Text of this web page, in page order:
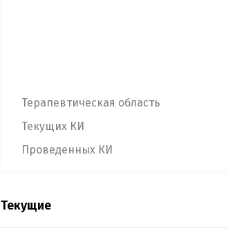
Терапевтическая область
Текущих КИ
Проведенных КИ
Текущие